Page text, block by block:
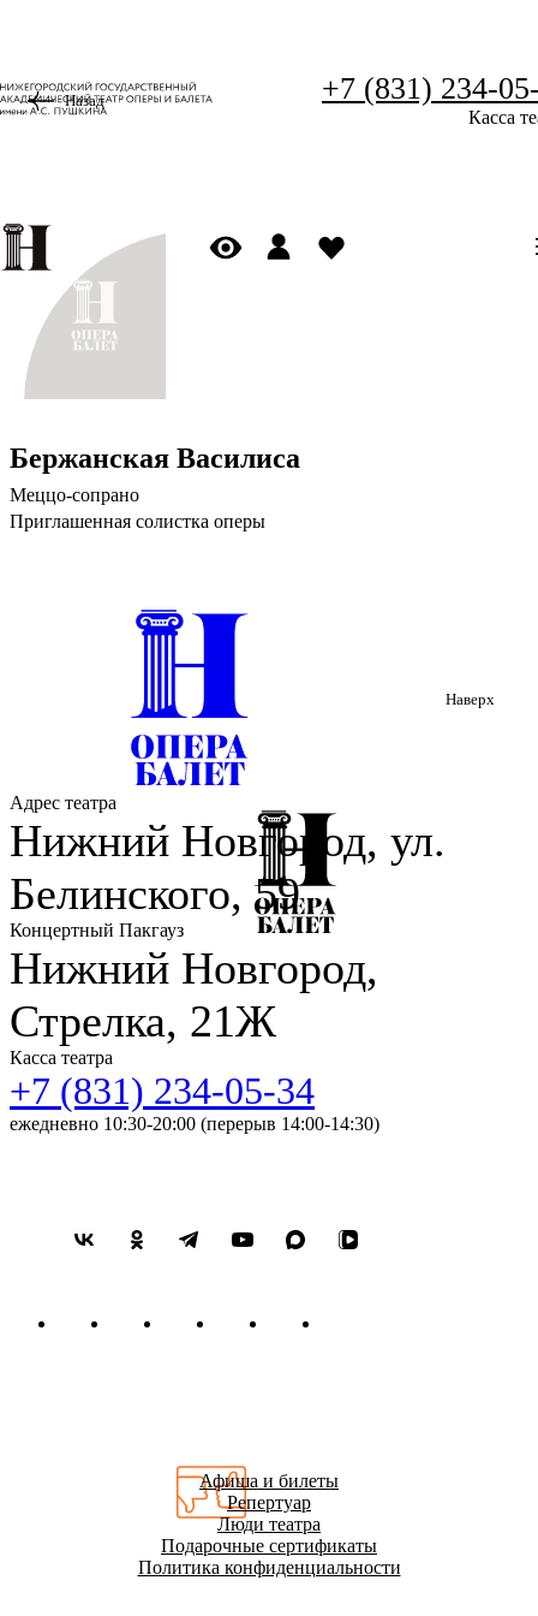
+7 (831) 234-
Касса
Назад
Бержанская Василиса
Меццо-сопрано
Приглашенная солистка оперы
Наверх
Адрес театра
Нижний Новгород, ул.
Белинского, 59
Концертный Пакгауз
Нижний Новгород,
Стрелка, 21Ж
Касса театра
+7 (831) 234-05-34
ежедневно 10:30-20:00 (перерыв 14:00-14:30)
Афиша и билеты
Репертуар
Люди театра
Подарочные сертификаты
Политика конфиденциальности